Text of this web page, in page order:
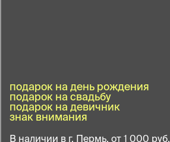
подарок на день рождения
подарок на свадьбу
подарок на девичник
знак внимания
В наличии в г. Пермь, от 1 000 руб.